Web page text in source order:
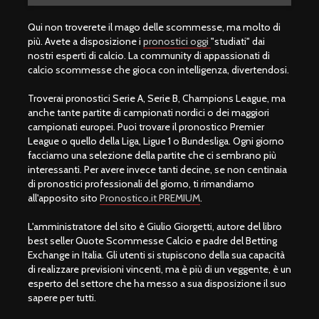
Qui non troverete il mago delle scommesse, ma molto di
più. Avete a disposizione i pronostici oggi "studiati" dai
nostri esperti di calcio. La community di appassionati di
calcio scommesse che gioca con intelligenza, divertendosi.
Troverai pronostici Serie A, Serie B, Champions League, ma
anche tante partite di campionati nordici o dei maggiori
campionati europei. Puoi trovare il pronostico Premier
League o quello della Liga, Ligue 1 o Bundesliga. Ogni giorno
facciamo una selezione della partite che ci sembrano più
interessanti. Per avere invece tanti decine, se non centinaia
di pronostici professionali del giorno, ti rimandiamo
all'apposito sito Pronostico.it PREMIUM.
L'amministratore del sito è Giulio Giorgetti, autore del libro
best seller Quote Scommesse Calcio e padre del Betting
Exchange in Italia. Gli utenti si stupiscono della sua capacità
di realizzare previsioni vincenti, ma è più di un veggente, è un
esperto del settore che ha messo a sua disposizione il suo
sapere per tutti.